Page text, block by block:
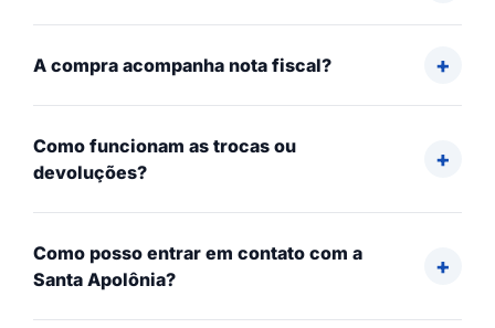
A compra acompanha nota fiscal?
Como funcionam as trocas ou
devoluções?
Como posso entrar em contato com a
Santa Apolônia?